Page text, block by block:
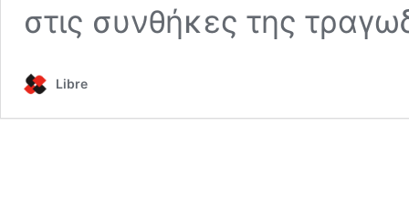
στις συνθήκες της
Libre